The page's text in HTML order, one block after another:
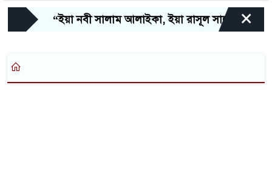
“ইয়া নবী সালাম আলাইকা, ইয়া রাসূল সালাম×